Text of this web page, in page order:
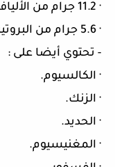
· 11.2 جرام من الألياف الغذائية.
· 5.6 جرام من البروتين.
- تحتوي أيضا على :
· الكالسيوم.
· الزنك.
· الحديد.
· المغنيسيوم.